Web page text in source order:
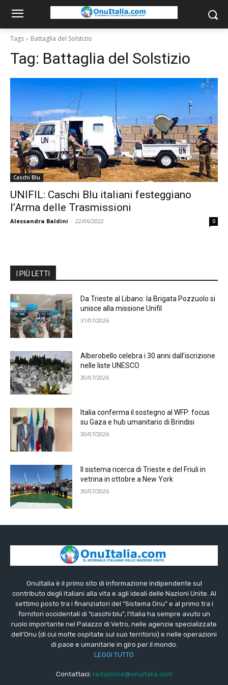
Tags Battaglia del Solstizio
Tag: Battaglia del Solstizio
Caschi Blu
UNIFIL: Caschi Blu italiani festeggiano
l’Arma delle Trasmissioni
Alessandra Baldini - 22/06/2022 0
I PIÙ LETTI
Da Trieste al Libano: la Brigata Pozzuolo si
unisce alla missione Unifil
31/07/2026
Alberobello celebra i 30 anni dall’iscrizione
nelle liste UNESCO
30/07/2026
Italia conferma il sostegno al WFP: focus
su Gaza e hub umanitario di Brindisi
30/07/2026
Il sistema ricerca di Trieste e del Friuli in
vetrina in ottobre a New York
30/07/2026
OnuItalia è il primo sito di informazione indipendente sul
contributo degli italiani alla vita e agli ideali delle Nazioni Unite. Al
settimo posto tra i finanziatori del “Sistema Onu” e al primo tra i
fornitori occidentali di “caschi blu”, l’Italia ha sempre avuto un
ruolo importante nel Palazzo di Vetro, nelle agenzie specializzate
dell’Onu (di cui molte ospitate sul suo territorio) e nelle operazioni
di pace e umanitarie in giro per il mondo.
LEGGI TUTTO
Contattaci: redazione@onuitalia.com